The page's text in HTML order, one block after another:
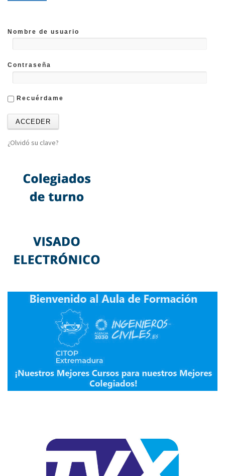
Nombre de usuario
Contraseña
Recuérdame
¿Olvidó su clave?